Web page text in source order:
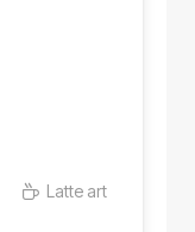
Latte art